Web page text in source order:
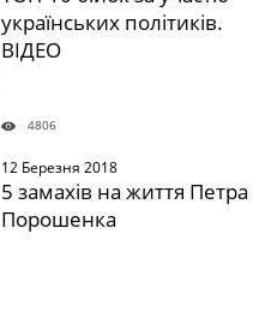
українських політиків.
ВІДЕО
4806
12 Березня 2018
5 замахів на життя Петра
Порошенка